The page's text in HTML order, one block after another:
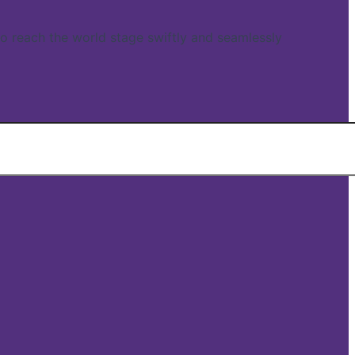
reach the world stage swiftly and seamlessly